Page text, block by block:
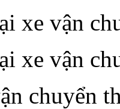
xe vận
xe vận
chuyển